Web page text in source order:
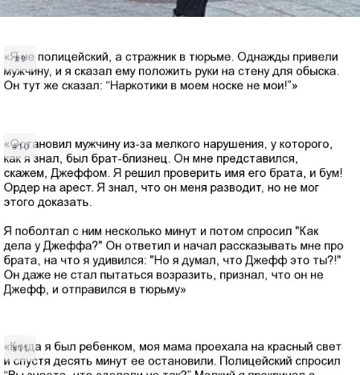
#9
#10
#11